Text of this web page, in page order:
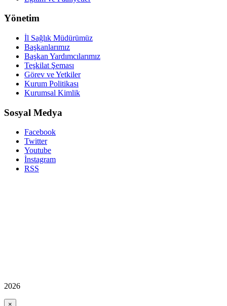
Yönetim
İl Sağlık Müdürümüz
Başkanlarımız
Başkan Yardımcılarımız
Teşkilat Şeması
Görev ve Yetkiler
Kurum Politikası
Kurumsal Kimlik
Sosyal Medya
Facebook
Twitter
Youtube
İnstagram
RSS
2026
×